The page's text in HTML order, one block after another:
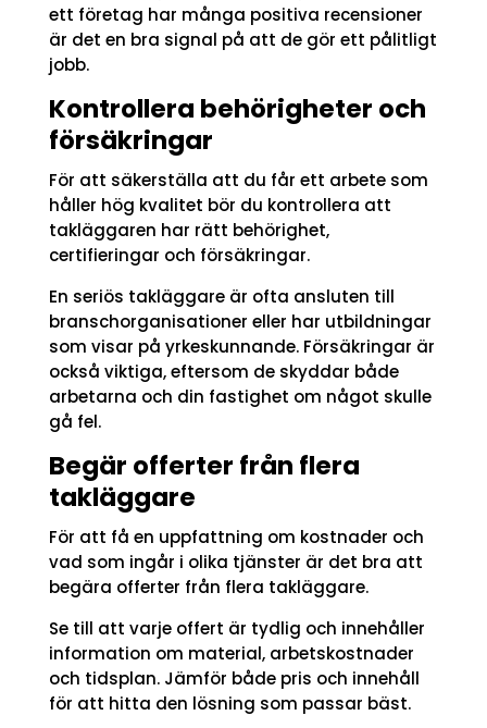
ett företag har många positiva recensioner
är det en bra signal på att de gör ett pålitligt
jobb.
Kontrollera behörigheter och
försäkringar
För att säkerställa att du får ett arbete som
håller hög kvalitet bör du kontrollera att
takläggaren har rätt behörighet,
certifieringar och försäkringar.
En seriös takläggare är ofta ansluten till
branschorganisationer eller har utbildningar
som visar på yrkeskunnande. Försäkringar är
också viktiga, eftersom de skyddar både
arbetarna och din fastighet om något skulle
gå fel.
Begär offerter från flera
takläggare
För att få en uppfattning om kostnader och
vad som ingår i olika tjänster är det bra att
begära offerter från flera takläggare.
Se till att varje offert är tydlig och innehåller
information om material, arbetskostnader
och tidsplan. Jämför både pris och innehåll
för att hitta den lösning som passar bäst.